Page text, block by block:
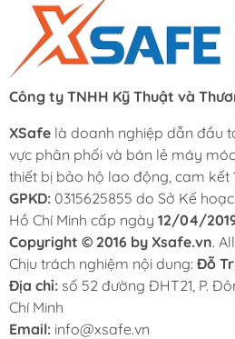
Công ty TNHH Kỹ Thuật và
XSafe là doanh nghiệp dẫn đầu
vực phân phối và bán lẻ máy
thiết bị bảo hộ lao động, cam kết
GPKD: 0315625855 do Sở Kế
Hồ Chí Minh cấp ngày 12/04/
Copyright © 2016 by Xsafe.vn.
Chịu trách nghiệm nội dung: Đỗ
Địa chỉ: số 52 đường ĐHT21, P.
Chí Minh
Email: info@xsafe.vn